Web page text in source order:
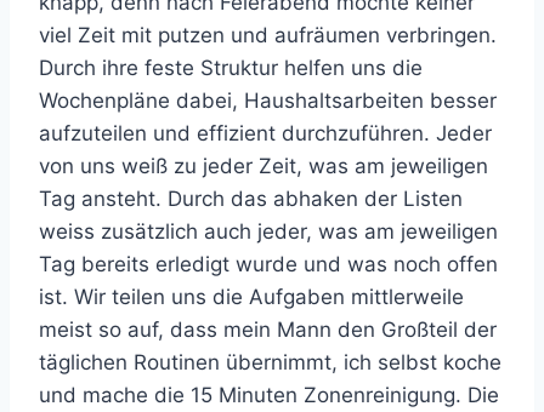
viel Zeit mit putzen und aufräumen verbringen.
Durch ihre feste Struktur helfen uns die
Wochenpläne dabei, Haushaltsarbeiten besser
aufzuteilen und effizient durchzuführen. Jeder
von uns weiß zu jeder Zeit, was am jeweiligen
Tag ansteht. Durch das abhaken der Listen
weiss zusätzlich auch jeder, was am jeweiligen
Tag bereits erledigt wurde und was noch offen
ist. Wir teilen uns die Aufgaben mittlerweile
meist so auf, dass mein Mann den Großteil der
täglichen Routinen übernimmt, ich selbst koche
und mache die 15 Minuten Zonenreinigung. Die